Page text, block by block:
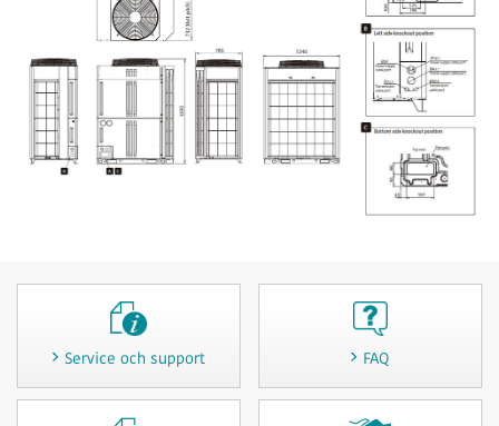
Service och support FAQ